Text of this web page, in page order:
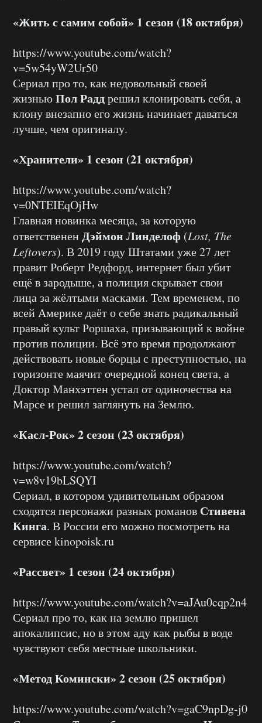
«Жить с самим собой» 1 сезон (18 октября)
https://www.youtube.com/watch?
v=5w54yW2Ur50
Сериал про то, как недовольный своей
жизньюПол Раддрешил клонировать себя, а
клону внезапно его жизнь начинает даваться
лучше, чем оригиналу.
«Хранители» 1 сезон (21 октября)
https://www.youtube.com/watch?
v=0NTEIEqOjHw
Главная новинка месяца, за которую
ответственен Дэймон Линделоф (Lost, The
Leftovers). В 2019 году Штатами уже 27 лет
правит Роберт Редфорд, интернет был убит
ещё в зародыше, а полиция скрывает свои
лица за жёлтыми масками. Тем временем, по
всей Америке даёт о себе знать радикальный
правый культ Роршаха, призывающий к войне
против полиции. Всё это время продолжают
действовать новые борцы с преступностью, на
горизонте маячит очередной конец света, а
Доктор Манхэттен устал от одиночества на
Марсе и решил заглянуть на Землю.
«Касл-Рок» 2 сезон (23 октября)
https://www.youtube.com/watch?
v=w8v19bLSQYI
Сериал, в котором удивительным образом
сходятся персонажи разных романов Стивена
Кинга. В России его можно посмотреть на
сервисе kinopoisk.ru
«Рассвет» 1 сезон (24 октября)
https://www.youtube.com/watch?v=aJAu0cqp2n4
Сериал про то, как на землю пришел
апокалипсис, но в этом аду как рыбы в воде
чувствуют себя местные школьники.
«Метод Комински» 2 сезон (25 октября)
https://www.youtube.com/watch?v=gaC9npDg-j0